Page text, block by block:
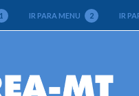
1 IR PARA MENU 2 IR